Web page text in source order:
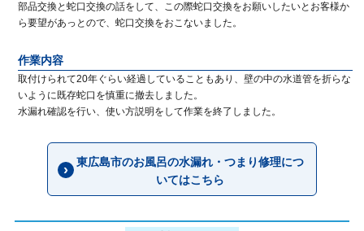
部品交換と蛇口交換の話をして、この際蛇口交換をお願いしたいとお客様か
ら要望があっとので、蛇口交換をおこないました。
作業内容
取付けられて20年ぐらい経過していることもあり、壁の中の水道管を折らな
いように既存蛇口を慎重に撤去しました。
水漏れ確認を行い、使い方説明をして作業を終了しました。
東広島市のお風呂の水漏れ・つまり修理につ
いてはこちら